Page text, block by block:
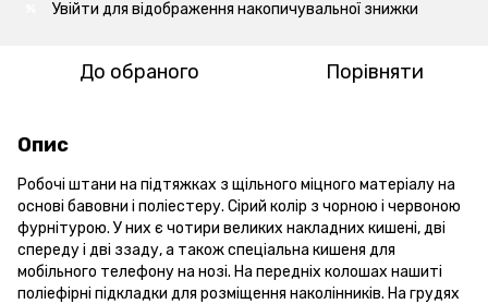
Увійти для відображення накопичувальної знижки
До обраного Порівняти
Опис
Робочі штани на підтяжках з щільного міцного матеріалу на
основі бавовни і поліестеру. Сірий колір з чорною і червоною
фурнітурою. У них є чотири великих накладних кишені, дві
спереду і дві ззаду, а також спеціальна кишеня для
мобільного телефону на нозі. На передніх колошах нашиті
поліефірні підкладки для розміщення наколінників. На грудях